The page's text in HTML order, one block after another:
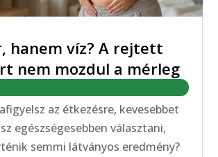
hanem víz? A rejtett
nem mozdul a mérleg
az étkezésre, kevesebbet
egészségesebben választani,
semmi látványos eredmény?